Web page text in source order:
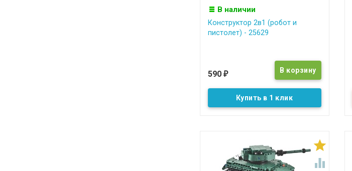
В наличии
Конструктор 2в1 (робот и
пистолет) - 25629
590 ₽
Купить в 1 клик

